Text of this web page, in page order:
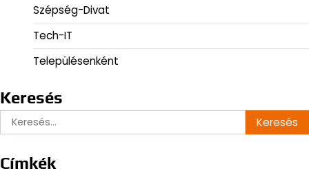
Szépség-Divat
Tech-IT
Településenként
Keresés
Keresés:
Címkék